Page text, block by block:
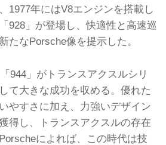
1977年にはV8エンジンを搭載し
928」が登場し、快適性と高速巡
たなPorsche像を提示した。
944」がトランスアクスルシリ
て大きな成功を収める。優れた
やすさに加え、力強いデザイン
得し、トランスアクスルの存在
によれば、この時代は技